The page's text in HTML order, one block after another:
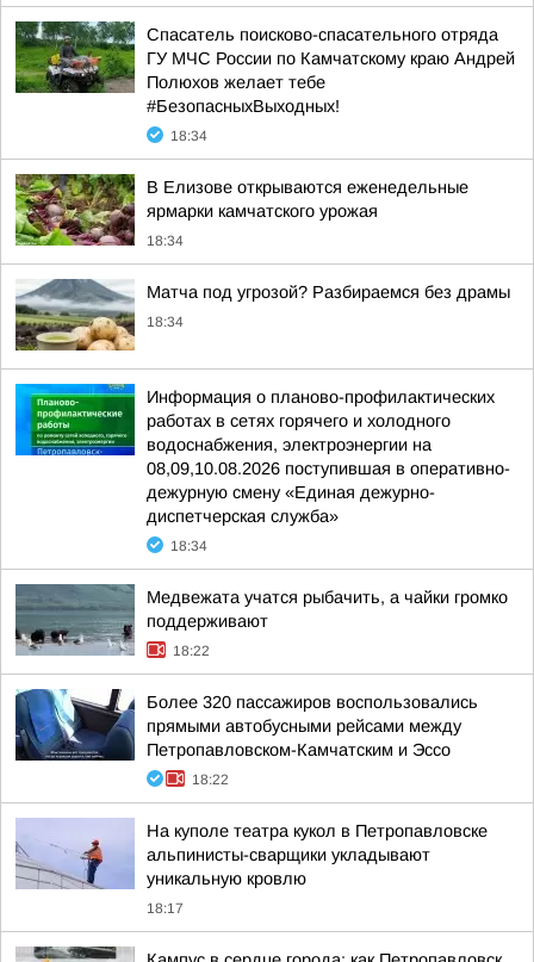
Спасатель поисково-спасательного отряда
ГУ МЧС России по Камчатскому краю Андрей
Полюхов желает тебе
#БезопасныхВыходных!
18:34
В Елизове открываются еженедельные
ярмарки камчатского урожая
18:34
Матча под угрозой? Разбираемся без драмы
18:34
Информация о планово-профилактических
работах в сетях горячего и холодного
водоснабжения, электроэнергии на
08,09,10.08.2026 поступившая в оперативно-
дежурную смену «Единая дежурно-
диспетчерская служба»
18:34
Медвежата учатся рыбачить, а чайки громко
поддерживают
18:22
Более 320 пассажиров воспользовались
прямыми автобусными рейсами между
Петропавловском-Камчатским и Эссо
18:22
На куполе театра кукол в Петропавловске
альпинисты-сварщики укладывают
уникальную кровлю
18:17